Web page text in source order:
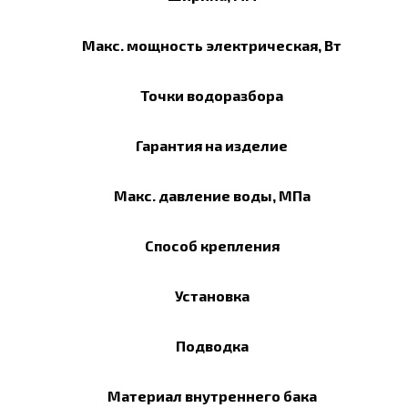
Макс. мощность электрическая, Вт
Точки водоразбора
Гарантия на изделие
Макс. давление воды, МПа
Способ крепления
Установка
Подводка
Материал внутреннего бака